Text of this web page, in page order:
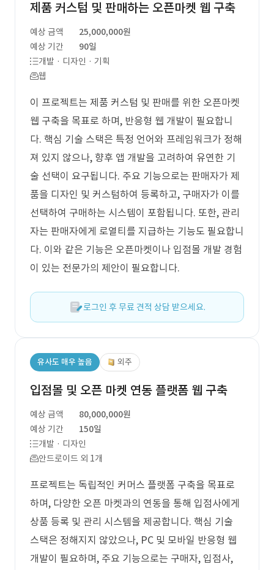
제품 커스텀 및 판매하는 오픈마켓 웹 구축
예상 금액
25,000,000원
예상 기간
90일
개발 · 디자인 · 기획
웹
이 프로젝트는 제품 커스텀 및 판매를 위한 오픈마켓
웹 구축을 목표로 하며, 반응형 웹 개발이 필요합니
다. 핵심 기술 스택은 특정 언어와 프레임워크가 정해
져 있지 않으나, 향후 앱 개발을 고려하여 유연한 기
술 선택이 요구됩니다. 주요 기능으로는 판매자가 제
품을 디자인 및 커스텀하여 등록하고, 구매자가 이를
선택하여 구매하는 시스템이 포함됩니다. 또한, 관리
자는 판매자에게 로열티를 지급하는 기능도 필요합니
다. 이와 같은 기능은 오픈마켓이나 입점몰 개발 경험
이 있는 전문가의 제안이 필요합니다.
로그인 후 무료 견적 상담 받으세요.
유사도 매우 높음 외주
입점몰 및 오픈 마켓 연동 플랫폼 웹 구축
예상 금액
80,000,000원
예상 기간
150일
개발 · 디자인
안드로이드 외 1개
프로젝트는 독립적인 커머스 플랫폼 구축을 목표로
하며, 다양한 오픈 마켓과의 연동을 통해 입점사에게
상품 등록 및 관리 시스템을 제공합니다. 핵심 기술
스택은 정해지지 않았으나, PC 및 모바일 반응형 웹
개발이 필요하며, 주요 기능으로는 구매자, 입점사,